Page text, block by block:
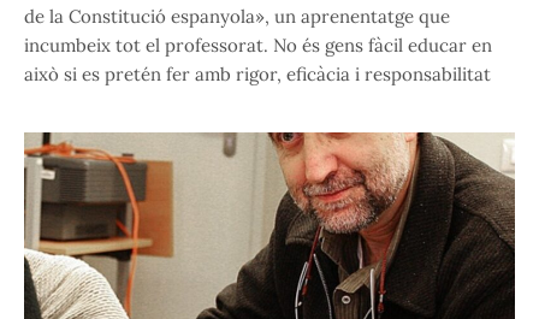
de la Constitució espanyola», un aprenentatge que
incumbeix tot el professorat. No és gens fàcil educar en
això si es pretén fer amb rigor, eficàcia i responsabilitat